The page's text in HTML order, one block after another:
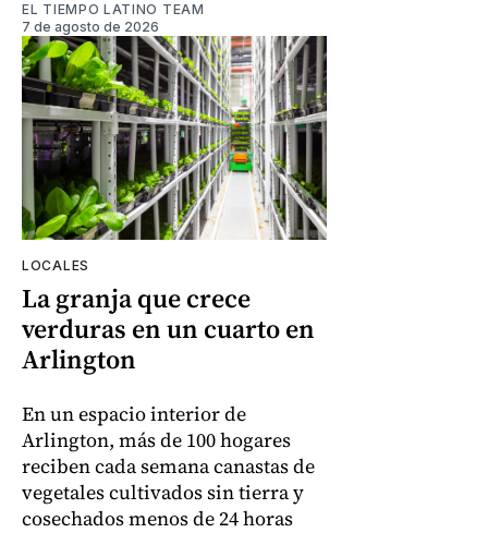
EL TIEMPO LATINO TEAM
7 de agosto de 2026
LOCALES
La granja que crece
verduras en un cuarto en
Arlington
En un espacio interior de
Arlington, más de 100 hogares
reciben cada semana canastas de
vegetales cultivados sin tierra y
cosechados menos de 24 horas